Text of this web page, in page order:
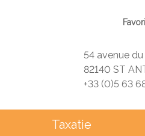
Taxatie
54 avenue
82140 ST
+33 (0)5 63